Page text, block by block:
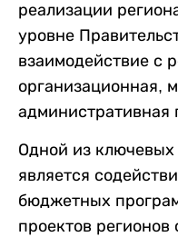
реализации
уровне
взаимодействие с
организационная,
административная
Одной из
является
бюджетных
проектов регионов